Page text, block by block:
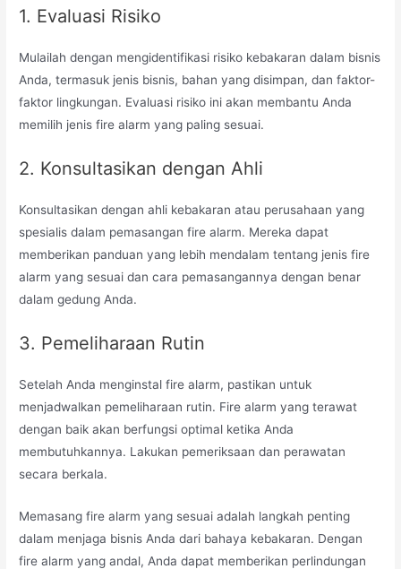
1. Evaluasi Risiko
Mulailah dengan mengidentifikasi risiko kebakaran dalam bisnis
Anda, termasuk jenis bisnis, bahan yang disimpan, dan faktor-
faktor lingkungan. Evaluasi risiko ini akan membantu Anda
memilih jenis fire alarm yang paling sesuai.
2. Konsultasikan dengan Ahli
Konsultasikan dengan ahli kebakaran atau perusahaan yang
spesialis dalam pemasangan fire alarm. Mereka dapat
memberikan panduan yang lebih mendalam tentang jenis fire
alarm yang sesuai dan cara pemasangannya dengan benar
dalam gedung Anda.
3. Pemeliharaan Rutin
Setelah Anda menginstal fire alarm, pastikan untuk
menjadwalkan pemeliharaan rutin. Fire alarm yang terawat
dengan baik akan berfungsi optimal ketika Anda
membutuhkannya. Lakukan pemeriksaan dan perawatan
secara berkala.
Memasang fire alarm yang sesuai adalah langkah penting
dalam menjaga bisnis Anda dari bahaya kebakaran. Dengan
fire alarm yang andal, Anda dapat memberikan perlindungan